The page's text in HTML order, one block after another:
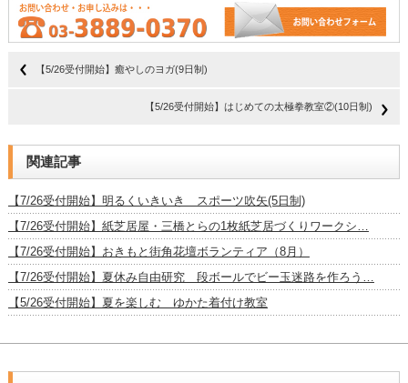
【5/26受付開始】癒やしのヨガ(9日制)
【5/26受付開始】はじめての太極拳教室②(10日制)
関連記事
【7/26受付開始】明るくいきいき スポーツ吹矢(5日制)
【7/26受付開始】紙芝居屋・三橋とらの1枚紙芝居づくりワークシ…
【7/26受付開始】おきもと街角花壇ボランティア（8月）
【7/26受付開始】夏休み自由研究 段ボールでビー玉迷路を作ろう…
【5/26受付開始】夏を楽しむ ゆかた着付け教室